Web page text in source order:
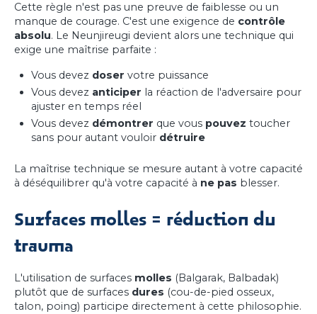
Cette règle n'est pas une preuve de faiblesse ou un
manque de courage. C'est une exigence de contrôle
absolu. Le Neunjireugi devient alors une technique qui
exige une maîtrise parfaite :
Vous devez doser votre puissance
Vous devez anticiper la réaction de l'adversaire pour
ajuster en temps réel
Vous devez démontrer que vous pouvez toucher
sans pour autant vouloir détruire
La maîtrise technique se mesure autant à votre capacité
à déséquilibrer qu'à votre capacité à ne pas blesser.
Surfaces molles = réduction du
trauma
L'utilisation de surfaces molles (Balgarak, Balbadak)
plutôt que de surfaces dures (cou-de-pied osseux,
talon, poing) participe directement à cette philosophie.